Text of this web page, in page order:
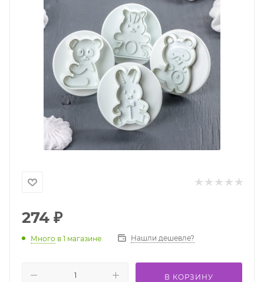
274 ₽
Много в 1 магазине Нашли дешевле?
В КОРЗИНУ